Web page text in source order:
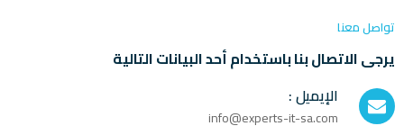
تواصل معنا
يرجى الاتصال بنا باستخدام أحد البيانات التالية
الإيميل :
info@experts-it-sa.com